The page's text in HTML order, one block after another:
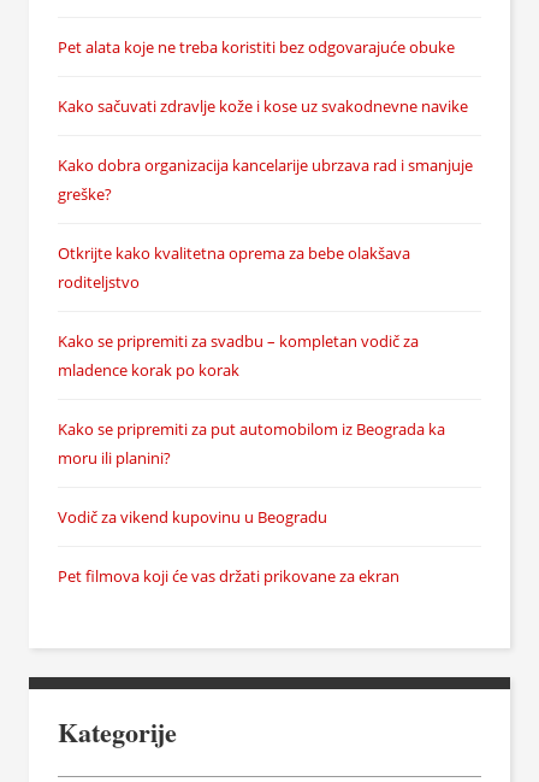
Pet alata koje ne treba koristiti bez odgovarajuće obuke
Kako sačuvati zdravlje kože i kose uz svakodnevne navike
Kako dobra organizacija kancelarije ubrzava rad i smanjuje
greške?
Otkrijte kako kvalitetna oprema za bebe olakšava
roditeljstvo
Kako se pripremiti za svadbu – kompletan vodič za
mladence korak po korak
Kako se pripremiti za put automobilom iz Beograda ka
moru ili planini?
Vodič za vikend kupovinu u Beogradu
Pet filmova koji će vas držati prikovane za ekran
Kategorije